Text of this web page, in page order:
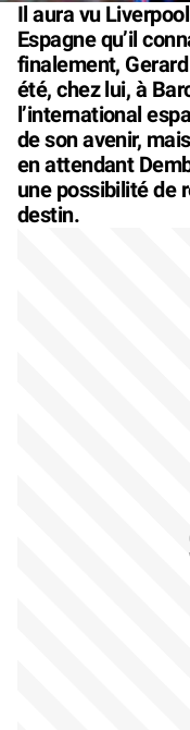
Il aura vu
Espagne qu’il
finalement,
été, chez lui, à
l’international
de son avenir,
en attendant
une possibilité de
destin.